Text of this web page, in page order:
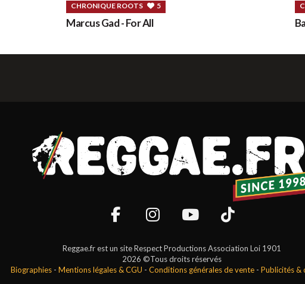
CHRONIQUE ROOTS 5
Marcus Gad - For All
Reggae.fr est un site Respect Productions Association Loi 1901
2026 ©Tous droits réservés
Biographies- Mentions légales & CGU - Conditions générales de vente- Publicités &